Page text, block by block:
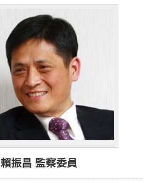
賴振昌 監察委員